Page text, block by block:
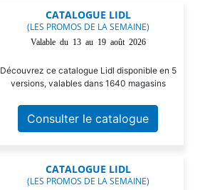
CATALOGUE LIDL
(LES PROMOS DE LA SEMAINE)
Valable du 13 au 19 août 2026
Découvrez ce catalogue Lidl disponible en 5
versions, valables dans 1640 magasins
Consulter le catalogue
CATALOGUE LIDL
(LES PROMOS DE LA SEMAINE)